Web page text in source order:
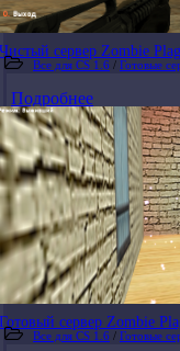
Чистый сервер Zombie
Все для CS 1.6 / Готовые
Подробнее
Готовый сервер Zombie
Все для CS 1.6 / Готовые